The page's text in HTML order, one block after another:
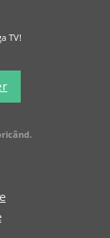
TV!